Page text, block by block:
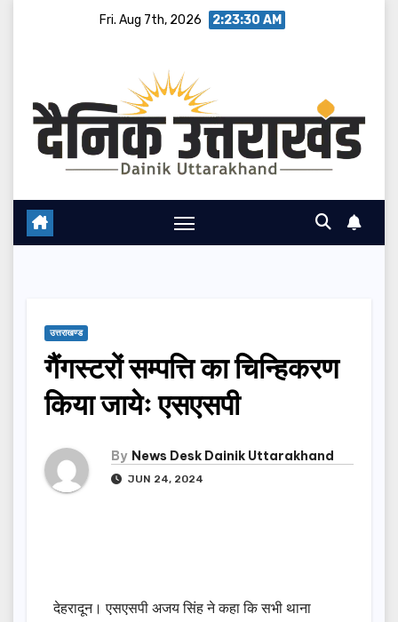
Fri. Aug 7th, 2026 2:23:31 AM
उत्तराखण्ड
गैंगस्टरों सम्पत्ति का चिन्हिकरण
किया जायेः एसएसपी
By News Desk Dainik Uttarakhand
JUN 24, 2024
देहरादून। एसएसपी अजय सिंह ने कहा कि सभी थाना